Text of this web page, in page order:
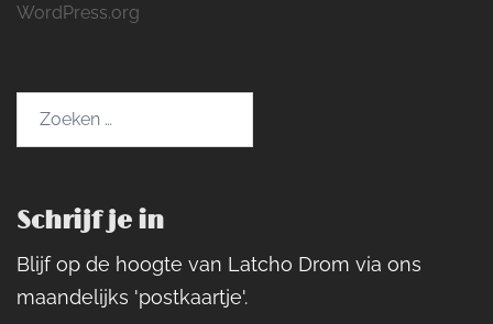
WordPress.org
Schrijf je in
Blijf op de hoogte van Latcho Drom via ons
maandelijks 'postkaartje'.